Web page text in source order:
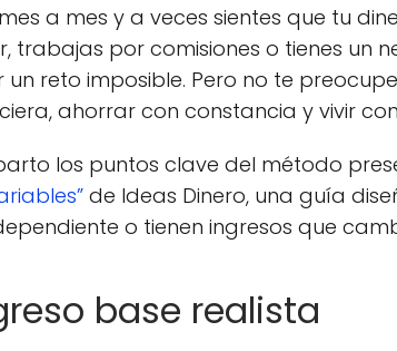
a mes y a veces sientes que tu
trabajas por comisiones o tienes un
reto imposible. Pero no te
ahorrar con constancia y vivir
los puntos clave del método
de Ideas Dinero, una guía
o tienen ingresos que
base realista